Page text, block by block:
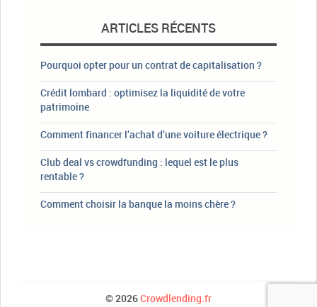
ARTICLES RÉCENTS
Pourquoi opter pour un contrat de capitalisation ?
Crédit lombard : optimisez la liquidité de votre
patrimoine
Comment financer l’achat d’une voiture électrique ?
Club deal vs crowdfunding : lequel est le plus
rentable ?
Comment choisir la banque la moins chère ?
© 2026Crowdlending.fr